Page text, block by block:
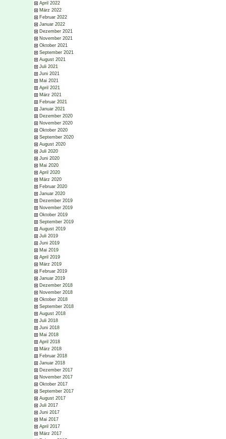
April 2022
März 2022
Februar 2022
Januar 2022
Dezember 2021
November 2021
Oktober 2021
September 2021
August 2021
Juli 2021
Juni 2021
Mai 2021
April 2021
März 2021
Februar 2021
Januar 2021
Dezember 2020
November 2020
Oktober 2020
September 2020
August 2020
Juli 2020
Juni 2020
Mai 2020
April 2020
März 2020
Februar 2020
Januar 2020
Dezember 2019
November 2019
Oktober 2019
September 2019
August 2019
Juli 2019
Juni 2019
Mai 2019
April 2019
März 2019
Februar 2019
Januar 2019
Dezember 2018
November 2018
Oktober 2018
September 2018
August 2018
Juli 2018
Juni 2018
Mai 2018
April 2018
März 2018
Februar 2018
Januar 2018
Dezember 2017
November 2017
Oktober 2017
September 2017
August 2017
Juli 2017
Juni 2017
Mai 2017
April 2017
März 2017